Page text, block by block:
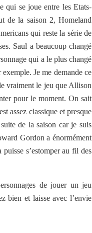
qui se joue entre les Etats-
de la saison 2, Homeland
qui reste la série de
Saul a beaucoup changé
qui a le plus changé
Je me demande ce
vraiment le jeu que Allison
pour le moment. On sait
assez classique et presque
de la saison car je suis
Gordon a énormément
s’estomper au fil des
de jouer un jeu
bien et laisse avec l’envie